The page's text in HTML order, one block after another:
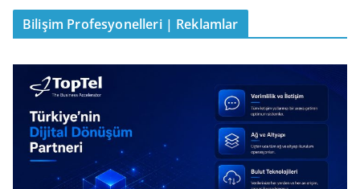
Bilişim Profesyonelleri | Reklamlar